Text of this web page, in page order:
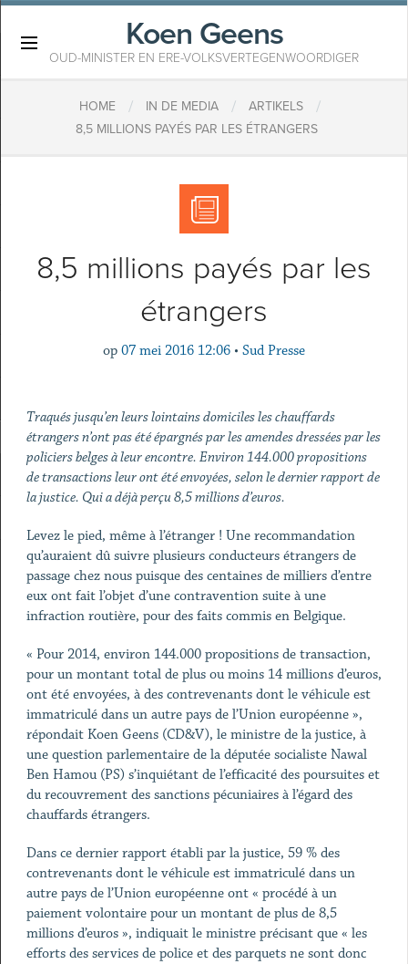
Koen Geens
OUD-MINISTER EN ERE-VOLKSVERTEGENWOORDIGER
HOME / IN DE MEDIA / ARTIKELS /
8,5 MILLIONS PAYÉS PAR LES ÉTRANGERS
8,5 millions payés par les
étrangers
op 07 mei 2016 12:06 • Sud Presse
Traqués jusqu’en leurs lointains domiciles les chauffards
étrangers n’ont pas été épargnés par les amendes dressées par les
policiers belges à leur encontre. Environ 144.000 propositions
de transactions leur ont été envoyées, selon le dernier rapport de
la justice. Qui a déjà perçu 8,5 millions d’euros.
Levez le pied, même à l’étranger ! Une recommandation
qu’auraient dû suivre plusieurs conducteurs étrangers de
passage chez nous puisque des centaines de milliers d’entre
eux ont fait l’objet d’une contravention suite à une
infraction routière, pour des faits commis en Belgique.
« Pour 2014, environ 144.000 propositions de transaction,
pour un montant total de plus ou moins 14 millions d’euros,
ont été envoyées, à des contrevenants dont le véhicule est
immatriculé dans un autre pays de l’Union européenne »,
répondait Koen Geens (CD&V), le ministre de la justice, à
une question parlementaire de la députée socialiste Nawal
Ben Hamou (PS) s’inquiétant de l’efficacité des poursuites et
du recouvrement des sanctions pécuniaires à l’égard des
chauffards étrangers.
Dans ce dernier rapport établi par la justice, 59 % des
contrevenants dont le véhicule est immatriculé dans un
autre pays de l’Union européenne ont « procédé à un
paiement volontaire pour un montant de plus de 8,5
millions d’euros », indiquait le ministre précisant que « les
efforts des services de police et des parquets ne sont donc